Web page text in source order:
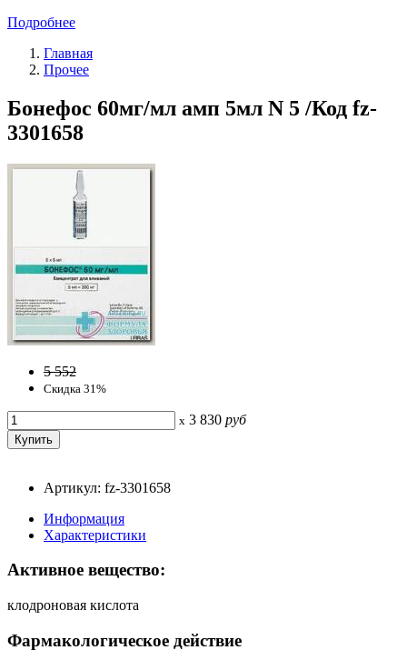
Подробнее
Главная
Прочее
Бонефос 60мг/мл амп 5мл N 5 /Код fz-
3301658
5 552
Скидка 31%
x 3 830 руб
Артикул: fz-3301658
Информация
Характеристики
Активное вещество:
клодроновая кислота
Фармакологическое действие